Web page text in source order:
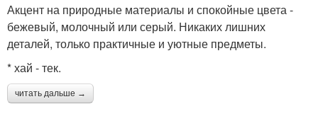
Акцент на природные материалы и спокойные цвета -
бежевый, молочный или серый. Никаких лишних
деталей, только практичные и уютные предметы.
* хай - тек.
читать дальше →